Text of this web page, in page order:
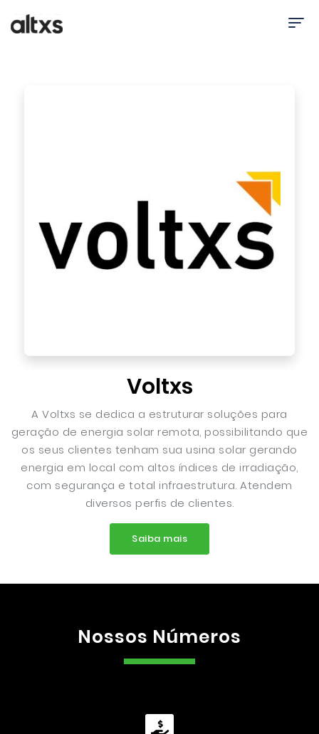
Voltxs
A Voltxs se dedica a estruturar soluções para
geração de energia solar remota, possibilitando que
os seus clientes tenham sua usina solar gerando
energia em local com altos índices de irradiação,
com segurança e total infraestrutura. Atendem
diversos perfis de clientes.
Saiba mais
Nossos Números